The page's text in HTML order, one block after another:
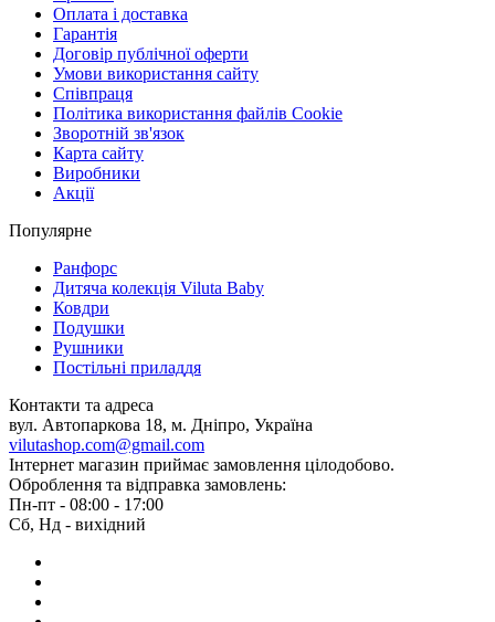
Оплата і доставка
Гарантія
Договір публічної оферти
Умови використання сайту
Співпраця
Політика використання файлів Cookie
Зворотній зв'язок
Карта сайту
Виробники
Акції
Популярне
Ранфорс
Дитяча колекція Viluta Baby
Ковдри
Подушки
Рушники
Постільні приладдя
Контакти та адреса
вул. Автопаркова 18, м. Дніпро, Україна
vilutashop.com@gmail.com
Інтернет магазин приймає замовлення цілодобово.
Оброблення та відправка замовлень:
Пн-пт - 08:00 - 17:00
Сб, Нд - вихідний